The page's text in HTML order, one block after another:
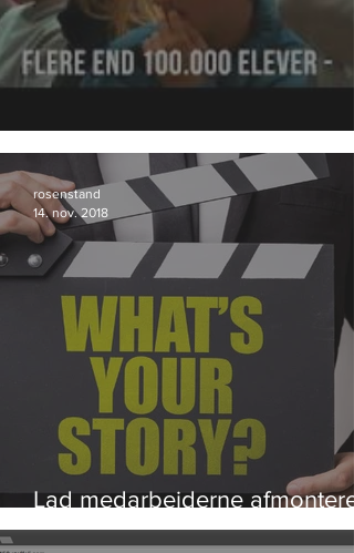
DrugRebels fortsætter
Lad medarbejderne afmontere
bomben og redde verden
rosenstand
14. nov. 2018